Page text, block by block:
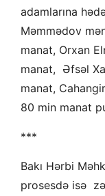
adamlarına
Məmmədov
manat, Orxan
manat, Əfsəl
manat,
80 min manat
***
Bakı Hərbi
prosesdə isə